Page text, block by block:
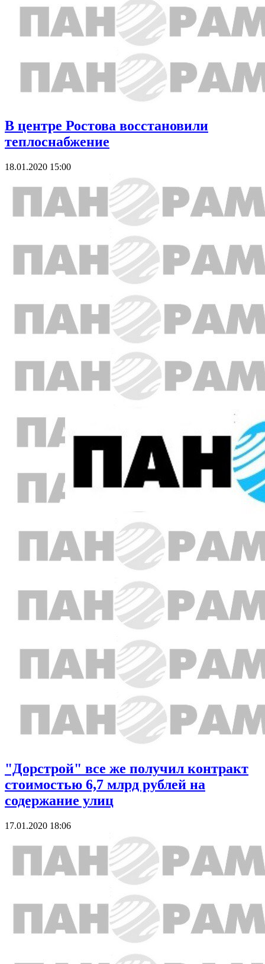
В центре Ростова восстановили
теплоснабжение
18.01.2020 15:00
"Дорстрой" все же получил контракт
стоимостью 6,7 млрд рублей на
содержание улиц
17.01.2020 18:06